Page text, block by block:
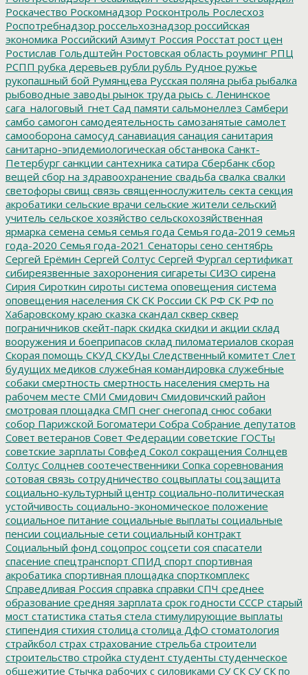
Роскачество Роскомнадзор Росконтроль Рослесхоз
Роспотребнадзор россельхознадзор российская
экономика Российский Азимут Россия Росстат рост цен
Ростислав Гольдштейн Ростовская область роуминг РПЦ
РСПП рубка деревьев рубли рубль Рудное ружье
рукопашный бой Румянцева Русская поляна рыба рыбалка
рыбоводные заводы рынок труда рысь с. Ленинское
сага_налоговый_гнет Сад памяти сальмонеллез Самбери
самбо самогон самодеятельность самозанятые самолет
самооборона самосуд санавиация санация санитария
санитарно-эпидемиологическая обстанвока Санкт-
Петербург санкции сантехника сатира Сбербанк сбор
вещей сбор на здравоохранение свадьба свалка свалки
светофоры свищ связь священнослужитель секта секция
акробатики сельские врачи сельские жители сельский
учитель сельское хозяйство сельскохозяйственная
ярмарка семена семья семья года Семья года-2019 семья
года-2020 Семья года-2021 Сенаторы сено сентябрь
Сергей Ерёмин Сергей Солтус Сергей Фургал сертификат
сибиреязвенные захоронения сигареты СИЗО сирена
Сирия Сироткин сироты система оповещения система
оповещения населения СК СК России СК РФ СК РФ по
Хабаровскому краю сказка скандал сквер сквер
пограничников скейт-парк скидка скидки и акции склад
вооружения и боеприпасов склад пиломатериалов скорая
Скорая помощь СКУД СКУДы Следственный комитет Слет
будущих медиков служебная командировка служебные
собаки смертность смертность населения смерть на
рабочем месте СМИ Смидович Смидовичский район
смотровая площадка СМП снег снегопад снюс собаки
собор Парижской Богоматери Собра Собрание депутатов
Совет ветеранов Совет Федерации советские ГОСТы
советские зарплаты Совфед Сокол сокращения Солнцев
Солтус Солцнев соотечественники Сопка соревнования
сотовая связь сотрудничество соцвыплаты соцзащита
социально-культурный центр социально-политическая
устойчивость социально-экономическое положение
социальное питание социальные выплаты социальные
пенсии социальные сети социальный контракт
Социальный фонд соцопрос соцсети соя спасатели
спасение спецтранспорт СПИД спорт спортивная
акробатика спортивная площадка спорткомплекс
Справедливая Россия справка справки СПЧ среднее
образование средняя зарплата срок годности СССР старый
мост статистика статья стела стимулирующие выплаты
стипендия стихия столица столица ДфО стоматология
страйкбол страх страхование стрельба строители
строительство стройка студент студенты студенческое
общежитие Стычка рабочих с силовиками СУ СК СУ СК по